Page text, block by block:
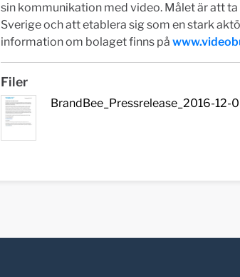
sin kommunikation med video. Målet är att
Sverige och att etablera sig som en stark
information om bolaget finns på
Filer
BrandBee_Pressrelease_2016-12-